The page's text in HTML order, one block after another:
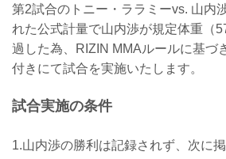
トップのため試
お知らせいたし
ケラモフがウィ
ターストップ
ヴガール・ケラ
方々には謹ん...
第2試合のトニー・ララミーvs. 山内
れた公式計量で山内渉が規定体重（
過した為、RIZIN MMAルールに基づ
付きにて試合を実施いたします。
試合実施の条件
1.山内渉の勝利は記録されず、次に